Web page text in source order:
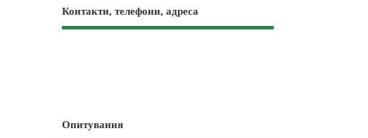
Контакти, телефони, адреса
Опитування